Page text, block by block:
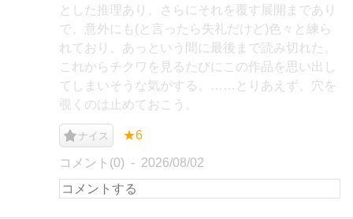
とした推理あり、さらにそれを覆す展開まであり
で、意外にも(と言ったら失礼だけど)色々と練ら
れており、あっという間に最後まで読み切れた。
これからチクワを見るたびにこの作品を思い出し
てしまいそうな気がする。……とりあえず、穴を
覗くのは止めておこう。
ナイス ★6
コメント(0) 2026/08/02